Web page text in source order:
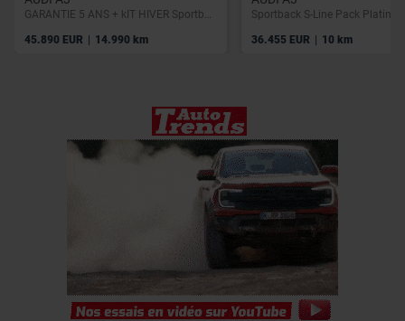
GARANTIE 5 ANS + kIT HIVER Sportback S-Line int/ext | 40 TFSI e | Camera | GPS | Sieges av chauff | SONOS
45.890 EUR | 14.990 km 36.455 EUR | 10 km